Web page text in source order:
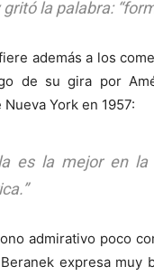
la palabra:
además a los
de su gira por
York en 1957:
es la mejor en
admirativo poco
expresa muy